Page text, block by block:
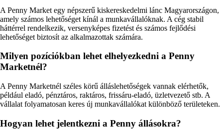
A Penny Market egy népszerű kiskereskedelmi lánc Magyarországon,
amely számos lehetőséget kínál a munkavállalóknak. A cég stabil
háttérrel rendelkezik, versenyképes fizetést és számos fejlődési
lehetőséget biztosít az alkalmazottak számára.
Milyen pozíciókban lehet elhelyezkedni a Penny
Marketnél?
A Penny Marketnél széles körű álláslehetőségek vannak elérhetők,
például eladó, pénztáros, raktáros, frissáru-eladó, üzletvezető stb. A
vállalat folyamatosan keres új munkavállalókat különböző területeken.
Hogyan lehet jelentkezni a Penny állásokra?